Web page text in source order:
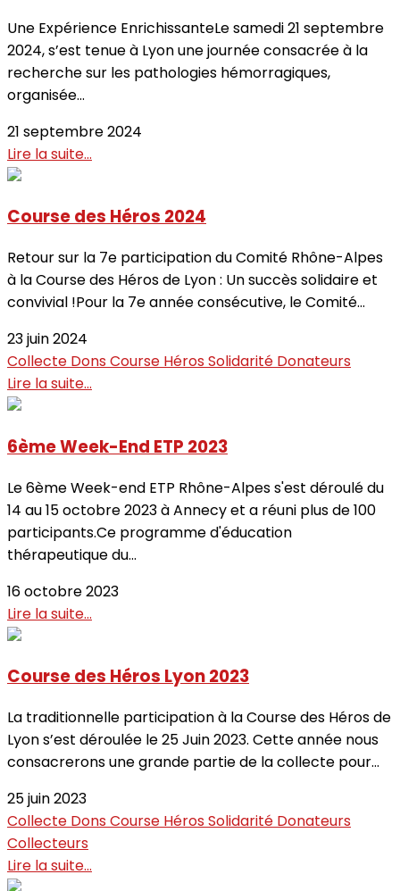
Une Expérience EnrichissanteLe samedi 21 septembre
2024, s’est tenue à Lyon une journée consacrée à la
recherche sur les pathologies hémorragiques,
organisée...
21 septembre 2024
Lire la suite...
Course des Héros 2024
Retour sur la 7e participation du Comité Rhône-Alpes
à la Course des Héros de Lyon : Un succès solidaire et
convivial !Pour la 7e année consécutive, le Comité...
23 juin 2024
Collecte DonsCourse HérosSolidarité Donateurs
Lire la suite...
6ème Week-End ETP 2023
Le 6ème Week-end ETP Rhône-Alpes s'est déroulé du
14 au 15 octobre 2023 à Annecy et a réuni plus de 100
participants.Ce programme d'éducation
thérapeutique du...
16 octobre 2023
Lire la suite...
Course des Héros Lyon 2023
La traditionnelle participation à la Course des Héros de
Lyon s’est déroulée le 25 Juin 2023. Cette année nous
consacrerons une grande partie de la collecte pour...
25 juin 2023
Collecte DonsCourse HérosSolidarité Donateurs
Collecteurs
Lire la suite...